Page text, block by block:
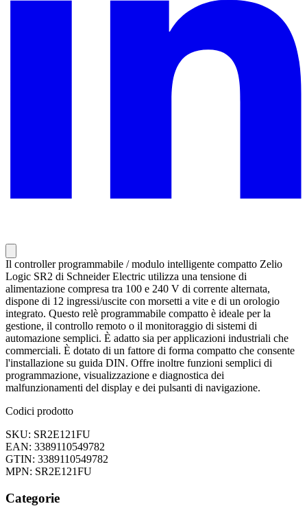
Il controller programmabile / modulo intelligente compatto Zelio
Logic SR2 di Schneider Electric utilizza una tensione di
alimentazione compresa tra 100 e 240 V di corrente alternata,
dispone di 12 ingressi/uscite con morsetti a vite e di un orologio
integrato. Questo relè programmabile compatto è ideale per la
gestione, il controllo remoto o il monitoraggio di sistemi di
automazione semplici. È adatto sia per applicazioni industriali che
commerciali. È dotato di un fattore di forma compatto che consente
l'installazione su guida DIN. Offre inoltre funzioni semplici di
programmazione, visualizzazione e diagnostica dei
malfunzionamenti del display e dei pulsanti di navigazione.
Codici prodotto
SKU: SR2E121FU
EAN: 3389110549782
GTIN: 3389110549782
MPN: SR2E121FU
Categorie